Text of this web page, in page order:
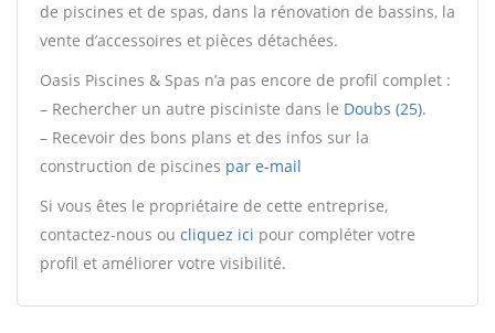
de piscines et de spas, dans la rénovation de bassins, la
vente d’accessoires et pièces détachées.
Oasis Piscines & Spas n’a pas encore de profil complet :
– Rechercher un autre pisciniste dans le Doubs (25).
– Recevoir des bons plans et des infos sur la
construction de piscines par e-mail
Si vous êtes le propriétaire de cette entreprise,
contactez-nous ou cliquez ici pour compléter votre
profil et améliorer votre visibilité.